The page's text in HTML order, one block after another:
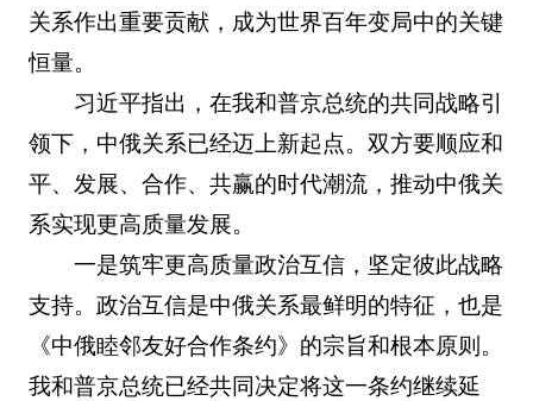
关系作出重要贡献，成为世界百年变局中的关键
恒量。
习近平指出，在我和普京总统的共同战略引
领下，中俄关系已经迈上新起点。双方要顺应和
平、发展、合作、共赢的时代潮流，推动中俄关
系实现更高质量发展。
一是筑牢更高质量政治互信，坚定彼此战略
支持。政治互信是中俄关系最鲜明的特征，也是
《中俄睦邻友好合作条约》的宗旨和根本原则。
我和普京总统已经共同决定将这一条约继续延